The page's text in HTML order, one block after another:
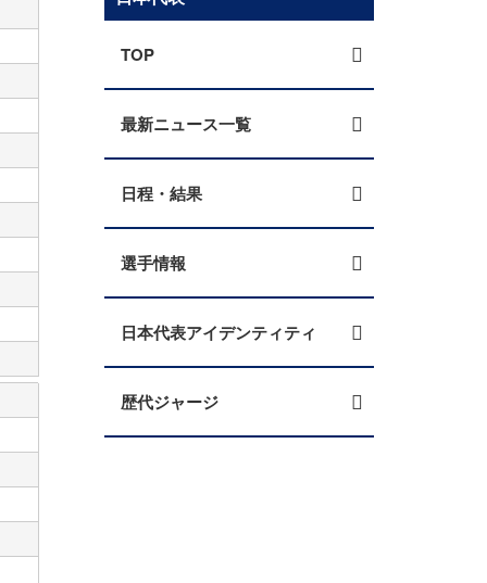
TOP
最新ニュース一覧
日程・結果
選手情報
日本代表アイデンティティ
歴代ジャージ